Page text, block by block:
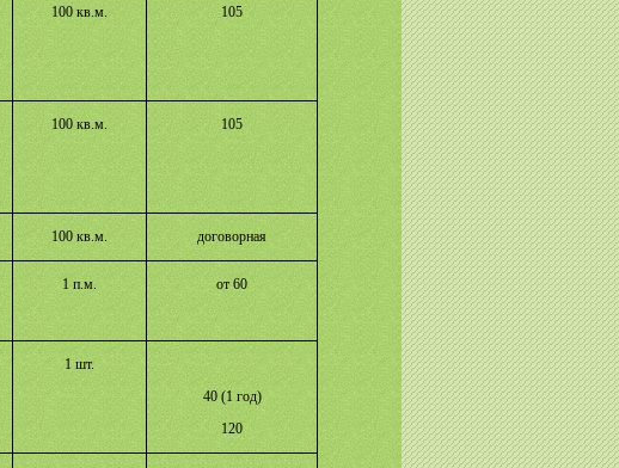
100 кв.м. 105
100 кв.м. 105
100 кв.м. договорная
1 п.м. от 60
1 шт.
40 (1 год)
120